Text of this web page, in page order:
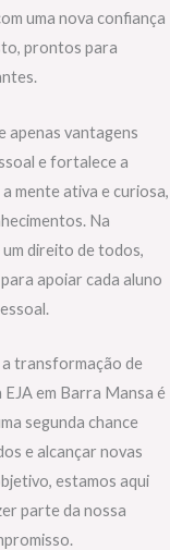
uma nova confiança
prontos para
apenas vantagens
e fortalece a
mente ativa e curiosa,
Na
direito de todos,
apoiar cada aluno
a transformação de
em Barra Mansa é
segunda chance
e alcançar novas
estamos aqui
parte da nossa